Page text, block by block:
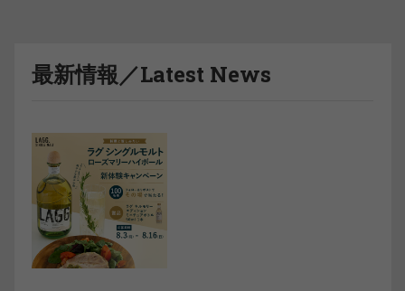
最新情報／Latest News